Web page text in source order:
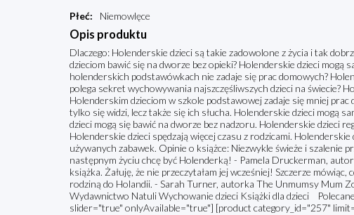
Płeć: Niemowlęce
Opis produktu
Dlaczego: Holenderskie dzieci są takie zadowolone z życia i tak
dzieciom bawić się na dworze bez opieki? Holenderskie dzieci mogą
holenderskich podstawówkach nie zadaje się prac domowych?
polega sekret wychowywania najszczęśliwszych dzieci na świecie?
Holenderskim dzieciom w szkole podstawowej zadaje się mniej
tylko się widzi, lecz także się ich słucha. Holenderskie dzieci mogą
dzieci mogą się bawić na dworze bez nadzoru. Holenderskie dzieci
Holenderskie dzieci spędzają więcej czasu z rodzicami.
używanych zabawek. Opinie o książce: Niezwykle świeże i szalenie
następnym życiu chcę być Holenderką! - Pamela Druckerman,
książka. Żałuję, że nie przeczytałam jej wcześniej! Szczerze
rodziną do Holandii. - Sarah Turner, autorka The Unmumsy Mum
Wydawnictwo Natuli Wychowanie dzieci Książki dla dzieci
slider="true" onlyAvailable="true"] [product category_id="257"